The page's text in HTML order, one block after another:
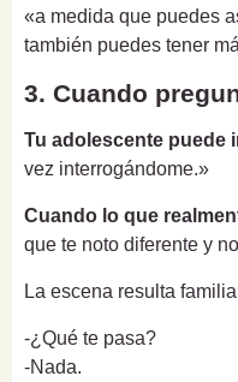
«a medida que puedes
también puedes tener
3. Cuando
Tu adolescente puede
vez interrogándome.»
Cuando lo que
que te noto diferente y
La escena resulta
-¿Qué te pasa?
-Nada.